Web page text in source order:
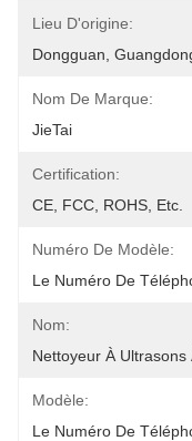
Lieu D'origine:
Dongguan,
Nom De Marque:
JieTai
Certification:
CE, FCC, ROHS, Etc.
Numéro De Modèle:
Le Numéro De
Nom:
Nettoyeur À
Modèle:
Le Numéro De